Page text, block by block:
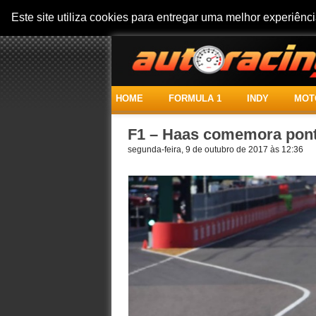
Este site utiliza cookies para entregar uma melhor
HOME FORMULA 1 INDY
F1 – Haas comemora
segunda-feira, 9 de outubro de 2017 às 12:36